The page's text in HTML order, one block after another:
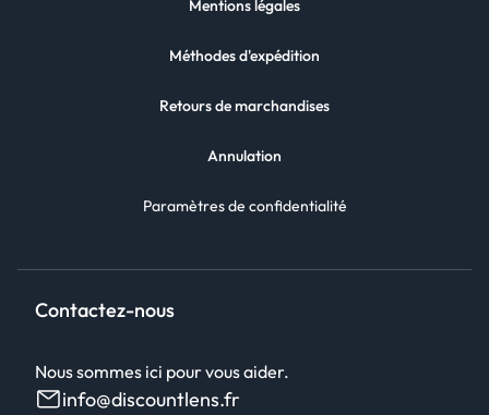
Mentions légales
Méthodes d'expédition
Retours de marchandises
Annulation
Paramètres de confidentialité
Contactez-nous
Nous sommes ici pour vous aider.
info@discountlens.fr